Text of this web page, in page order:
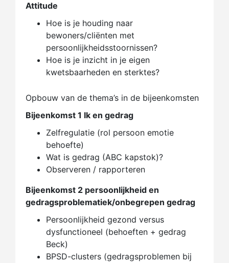
Attitude
Hoe is je houding naar
bewoners/cliënten met
persoonlijkheidsstoornissen?
Hoe is je inzicht in je eigen
kwetsbaarheden en sterktes?
Opbouw van de thema’s in de bijeenkomsten
Bijeenkomst 1 Ik en gedrag
Zelfregulatie (rol persoon emotie
behoefte)
Wat is gedrag (ABC kapstok)?
Observeren / rapporteren
Bijeenkomst 2 persoonlijkheid en
gedragsproblematiek/onbegrepen gedrag
Persoonlijkheid gezond versus
dysfunctioneel (behoeften + gedrag
Beck)
BPSD-clusters (gedragsproblemen bij